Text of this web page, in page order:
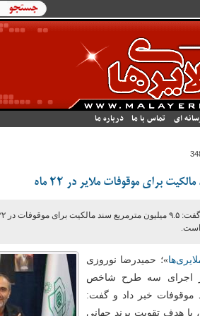
فرم
جستجو
ای تماس با ما درباره ما
است.
»؛ حمیدرضا نوروزی
اجرای سه طرح شاخص
موقوفات خبر داد و گفت:
با هدف تقویت برند جهانی